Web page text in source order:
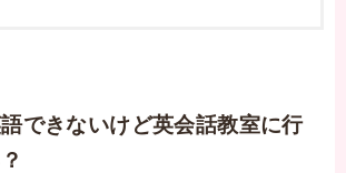
できないけど英会話教室に行